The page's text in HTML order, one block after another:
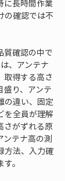
に長時間作業
の確認では不
質確認の中で
、アンテナ
取得する高さ
盛り、アンテ
の違い、固定
を全員が理解
さがずれる原
ンテナ高の測
方法、入力確
。